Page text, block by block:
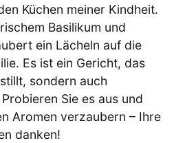
Küchen meiner Kindheit.
Basilikum und
ein Lächeln auf die
Es ist ein Gericht, das
sondern auch
Sie es aus und
Aromen verzaubern – Ihre
danken!